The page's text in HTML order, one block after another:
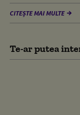
CITEȘTE MAI MULTE
Te-ar putea